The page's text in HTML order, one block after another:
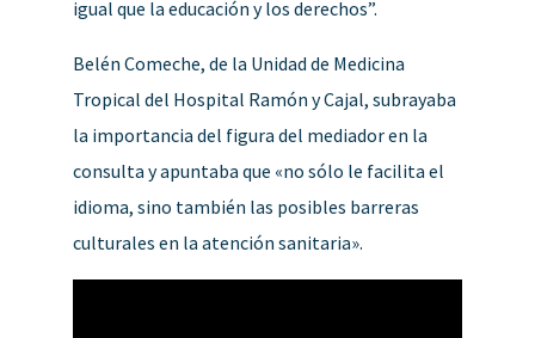
igual que la educación y los derechos”.
Belén Comeche, de la Unidad de Medicina
Tropical del Hospital Ramón y Cajal, subrayaba
la importancia del figura del mediador en la
consulta y apuntaba que «no sólo le facilita el
idioma, sino también las posibles barreras
culturales en la atención sanitaria».